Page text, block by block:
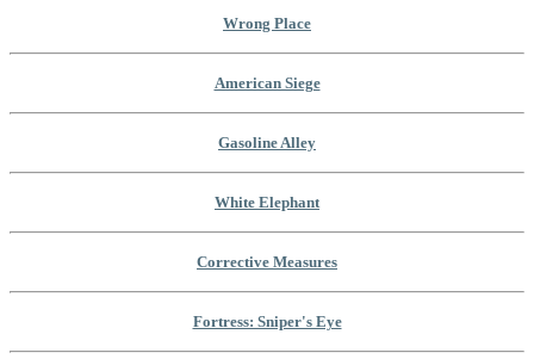
Wrong Place
American Siege
Gasoline Alley
White Elephant
Corrective Measures
Fortress: Sniper's Eye